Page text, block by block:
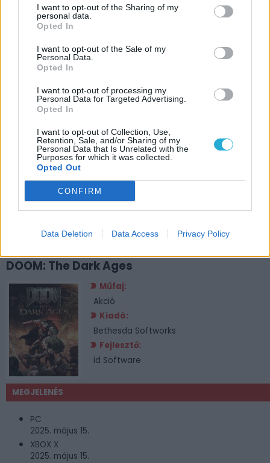
I want to opt-out of the Sharing of my
personal data.
Opted In
I want to opt-out of the Sale of my
Personal Data.
Opted In
I want to opt-out of processing my
Personal Data for Targeted Advertising.
Opted In
I want to opt-out of Collection, Use,
Retention, Sale, and/or Sharing of my
Personal Data that Is Unrelated with the
Purposes for which it was collected.
Opted Out
CONFIRM
Data Deletion Data Access Privacy Policy
DOOM: The Dark Ages
Műfaj:
Akció
Kiadó:
Bethesda Softworks
Fejlesztő:
id Software
MEGJELENÉS
PC
2025. május 15.
XBOX X
2025. május 15.